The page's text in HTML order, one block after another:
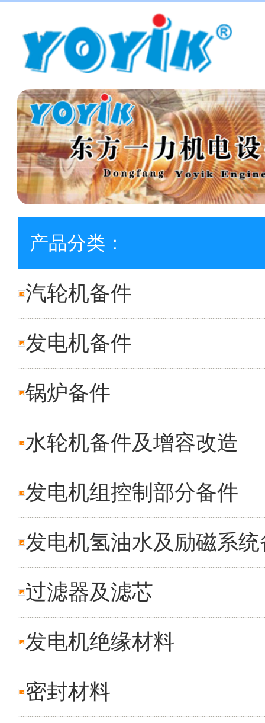
产品分类：
汽轮机备件
发电机备件
锅炉备件
水轮机备件及增容改造
发电机组控制部分备件
发电机氢油水及励磁系统
过滤器及滤芯
发电机绝缘材料
密封材料